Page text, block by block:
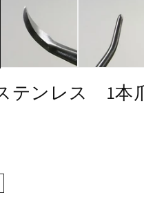
テンレス 1本